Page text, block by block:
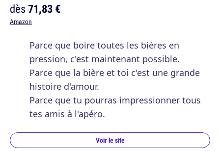
dès71,83 €
Amazon
Parce que boire toutes les bières en
pression, c'est maintenant possible.
Parce que la bière et toi c'est une grande
histoire d'amour.
Parce que tu pourras impressionner tous
tes amis à l'apéro.
Voir le site